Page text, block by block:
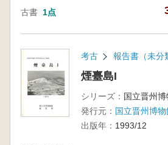
古書 1点
考古 報告書（未分
煙臺島I
シリーズ：
発行元： 国立晋州博
出版年： 1993/12